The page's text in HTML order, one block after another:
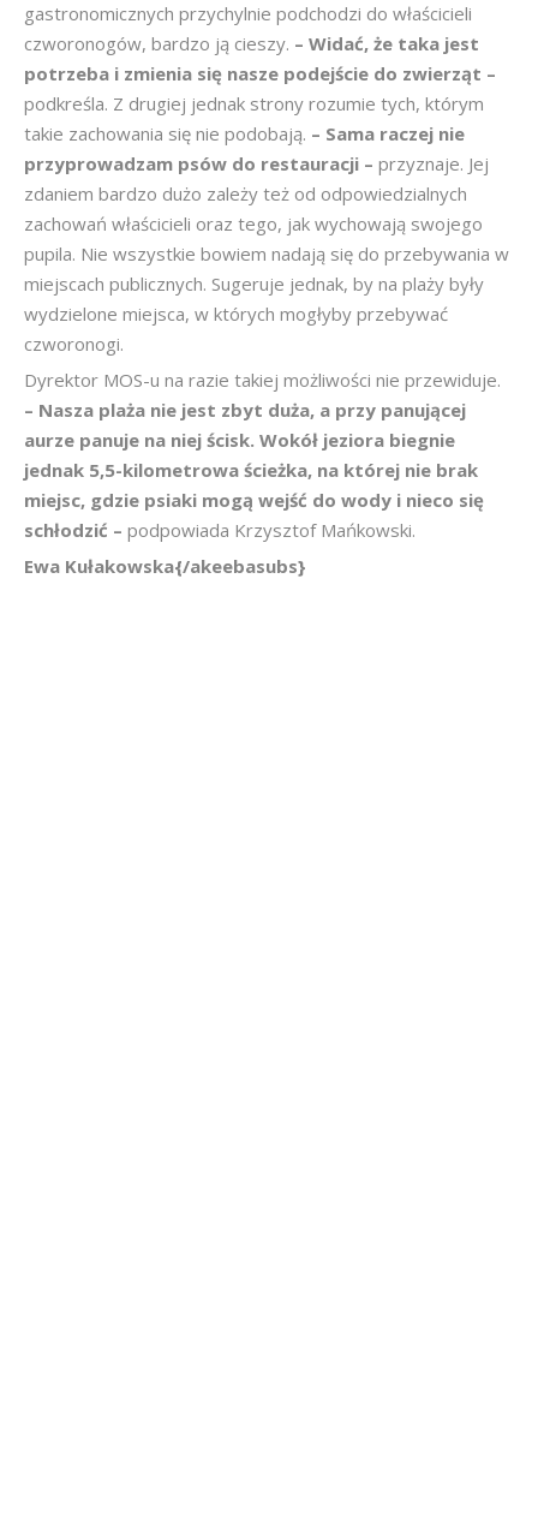
gastronomicznych przychylnie podchodzi do właścicieli
czworonogów, bardzo ją cieszy. – Widać, że taka jest
potrzeba i zmienia się nasze podejście do zwierząt –
podkreśla. Z drugiej jednak strony rozumie tych, którym
takie zachowania się nie podobają. – Sama raczej nie
przyprowadzam psów do restauracji – przyznaje. Jej
zdaniem bardzo dużo zależy też od odpowiedzialnych
zachowań właścicieli oraz tego, jak wychowają swojego
pupila. Nie wszystkie bowiem nadają się do przebywania w
miejscach publicznych. Sugeruje jednak, by na plaży były
wydzielone miejsca, w których mogłyby przebywać
czworonogi.
Dyrektor MOS-u na razie takiej możliwości nie przewiduje.
– Nasza plaża nie jest zbyt duża, a przy panującej
aurze panuje na niej ścisk. Wokół jeziora biegnie
jednak 5,5-kilometrowa ścieżka, na której nie brak
miejsc, gdzie psiaki mogą wejść do wody i nieco się
schłodzić – podpowiada Krzysztof Mańkowski.
Ewa Kułakowska{/akeebasubs}